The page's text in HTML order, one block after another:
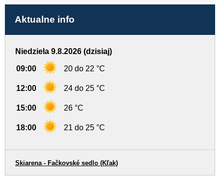
Aktualne info
Niedziela 9.8.2026 (dzisiaj)
09:00 20 do 22 °C
12:00 24 do 25 °C
15:00 26 °C
18:00 21 do 25 °C
Skiarena - Fačkovské sedlo (Kľak)